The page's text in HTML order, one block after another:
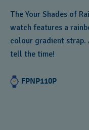
The Your Shades of
watch features a
colour gradient
tell the time!
FPNP110P